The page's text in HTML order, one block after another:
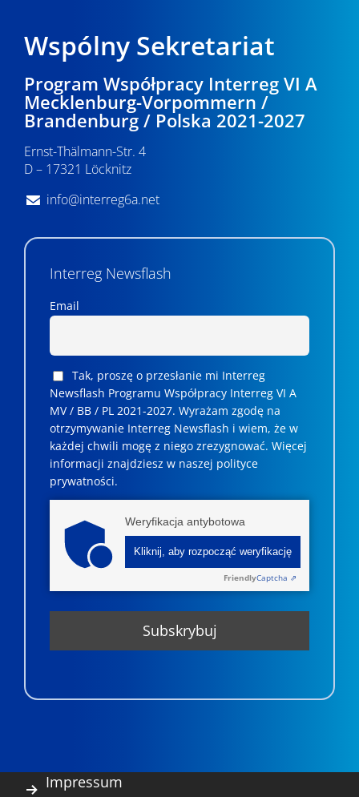
Wspólny Sekretariat
Program Współpracy Interreg VI A
Mecklenburg-Vorpommern /
Brandenburg / Polska 2021-2027
Ernst-Thälmann-Str. 4
D – 17321 Löcknitz
info@interreg6a.net
Interreg Newsflash
Email
Tak, proszę o przesłanie mi Interreg
Newsflash Programu Współpracy Interreg VI A
MV / BB / PL 2021-2027. Wyrażam zgodę na
otrzymywanie Interreg Newsflash i wiem, że w
każdej chwili mogę z niego zrezygnować. ­­Więcej
informacji znajdziesz w naszej polityce
prywatności.
Weryfikacja antybotowa
Kliknij, aby rozpocząć weryfikację
FriendlyCaptcha ⇗
Impressum